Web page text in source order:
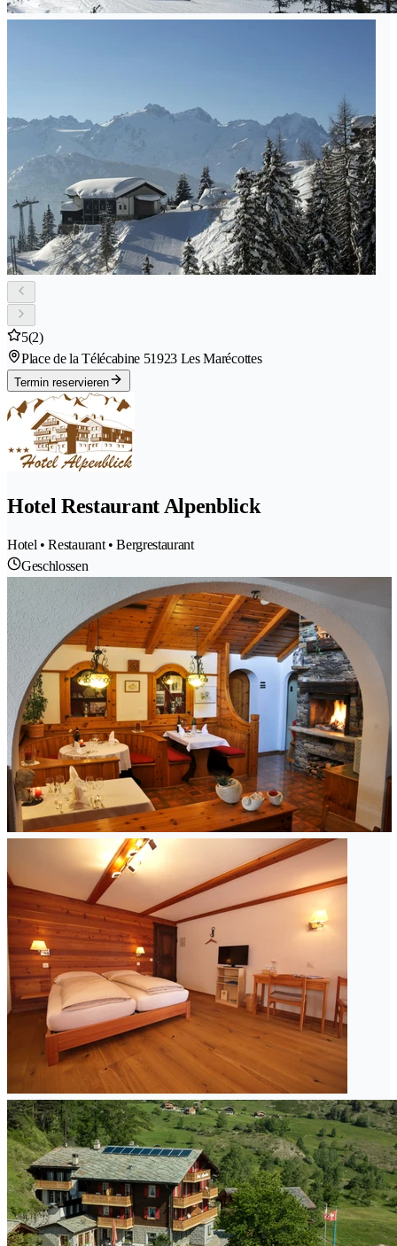
5(2)
Place de la Télécabine 51923 Les Marécottes
Termin reservieren
Hotel Restaurant Alpenblick
Hotel • Restaurant • Bergrestaurant
Geschlossen